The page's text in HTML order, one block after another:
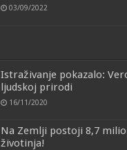
03/09/2022
Istraživanje pokazalo:
ljudskoj prirodi
16/11/2020
Na Zemlji postoji 8,7
životinja!